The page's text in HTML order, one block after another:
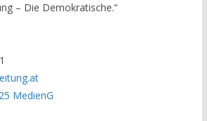
– Die Demokratische.“
MedienG